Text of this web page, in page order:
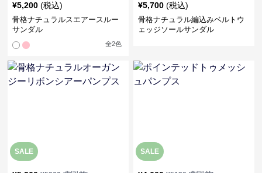
¥5,200 (税込)
骨格ナチュラルスエアースルー
サンダル
全2色
¥5,700 (税込)
骨格ナチュラル編込みベルトウ
ェッジソールサンダル
SALE SALE